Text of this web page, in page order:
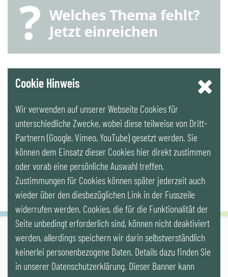
YouTube
LinkedIn
Newsletter
IG LEBENSZYKLUS BAU
Wipplingerstr. 10/Top 9, Stoß im Himmel, A-1010 Wien
office@ig-lebenszyklus.at
Cookie Hinweis
Wir verwenden auf unserer Webseite Cookies für
unterschiedliche Zwecke, wobei diese teilweise von Dritt-
Partnern (Google, Vimeo, YouTube) gesetzt werden. Sie
können dem Einsatz dieser Cookies hier direkt zustimmen
oder vorab eine persönliche Auswahl treffen.
Zustimmungen für Cookies können später jederzeit auch
wieder über den diesbezüglichen Link in der Fusszeile
widerrufen werden. Cookies, die für die Funktionalität der
Seite unbedingt erforderlich sind, können nicht deaktiviert
werden, allerdings speichern wir darin selbstverständlich
keinerlei personenbezogene Daten. Details dazu finden Sie
in unserer Datenschutzerklärung. Dieser Banner kann